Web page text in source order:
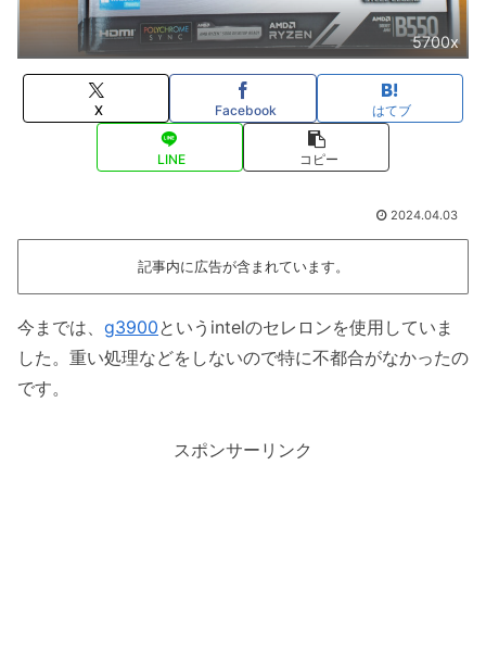
5700x
X Facebook はてブ
LINE コピー
2024.04.03
記事内に広告が含まれています。
今までは、 g3900というintelのセレロンを使用していま
した。重い処理などをしないので特に不都合がなかったの
です。
スポンサーリンク